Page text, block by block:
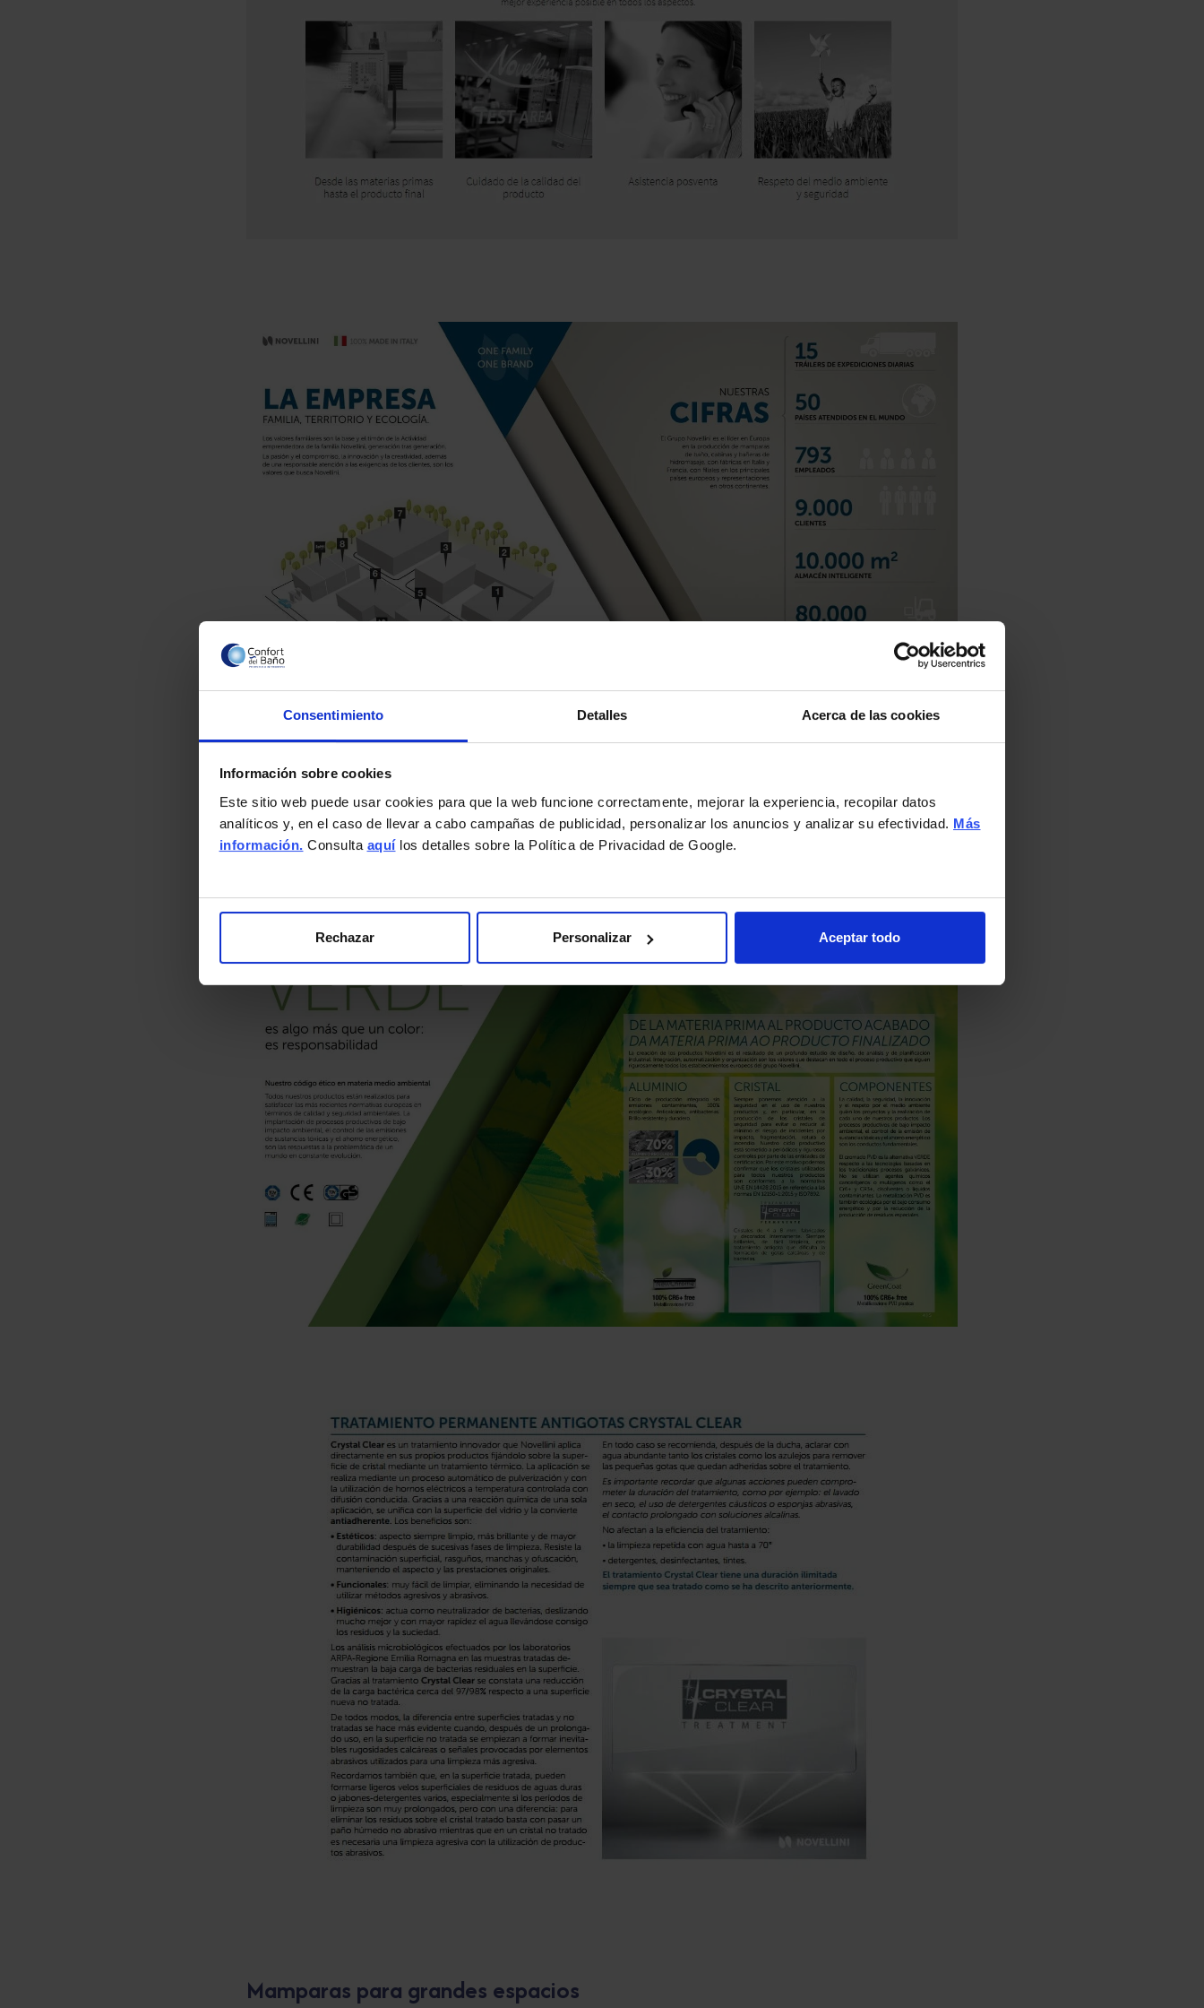
Consentimiento Detalles Acerca de las cookies
Información sobre cookies
Este sitio web puede usar cookies para que la web funcione correctamente, mejorar la experiencia, recopilar datos
analíticos y, en el caso de llevar a cabo campañas de publicidad, personalizar los anuncios y analizar su efectividad. Más
información. Consulta aquílos detalles sobre la Política de Privacidad de Google.
Rechazar Personalizar Aceptar todo
Mamparas para grandes espacios